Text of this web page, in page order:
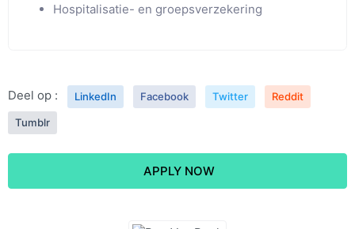
Hospitalisatie- en groepsverzekering
Deel op : LinkedIn Facebook Twitter Reddit
Tumblr
APPLY NOW